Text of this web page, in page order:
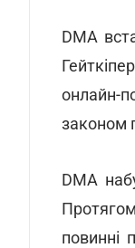
DMA
онлайн-
законом
DMA
повинні